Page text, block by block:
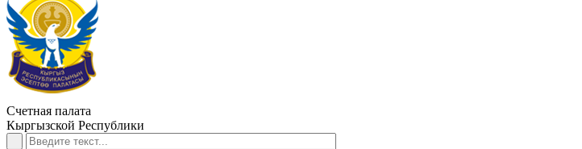
Счетная палата
Кыргызской Республики